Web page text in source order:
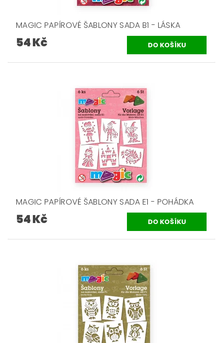
MAGIC PAPÍROVÉ ŠABLONY SADA B1 - LÁSKA
54 Kč
MAGIC PAPÍROVÉ ŠABLONY SADA E1 - POHÁDKA
54 Kč